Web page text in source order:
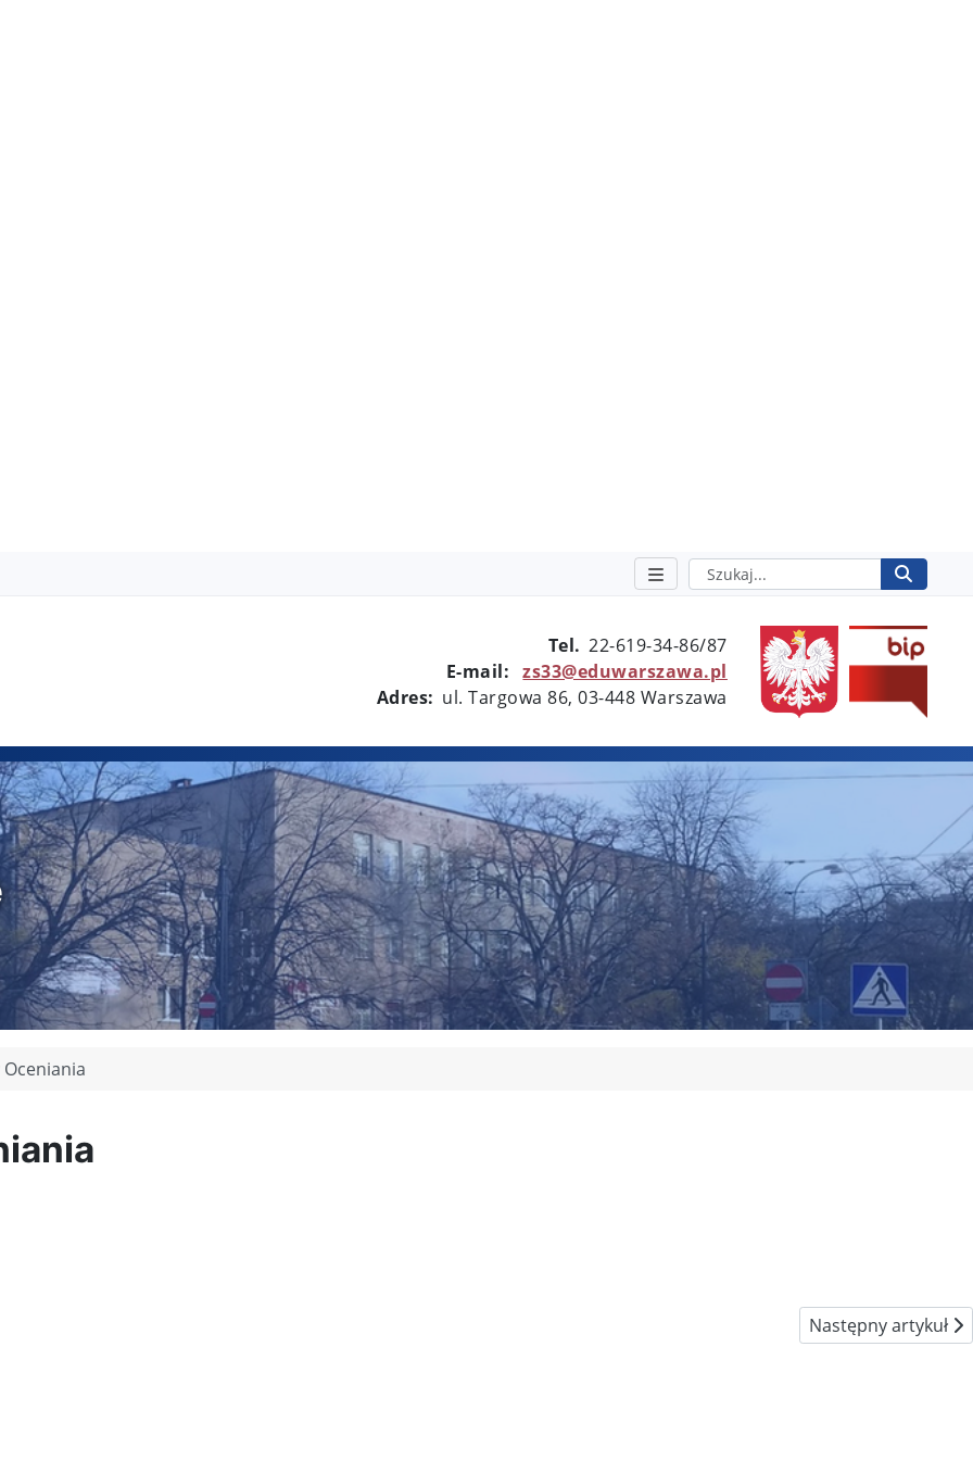
Szukaj
Tel. 22-619-34-86/87
E-mail:
zs33@eduwarszawa.pl
Adres: ul. Targowa 86, 03-448 Warszawa
Następny artykuł:
Następny artykuł